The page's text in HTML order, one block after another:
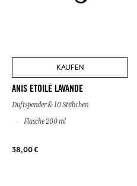
KAUFEN
ANIS ETOILÉ LAVANDE
Duftspender & 10 Stäbchen
Flasche 200 ml
38,00 €